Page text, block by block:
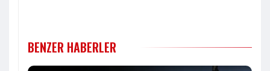
BENZER HABERLER